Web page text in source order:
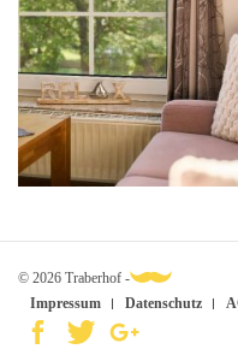
© 2026 Traberhof -
Impressum
Datenschutz